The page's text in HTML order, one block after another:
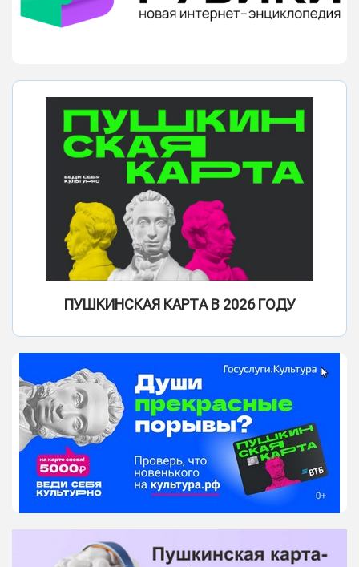
ПУШКИНСКАЯ КАРТА В 2026 ГОДУ